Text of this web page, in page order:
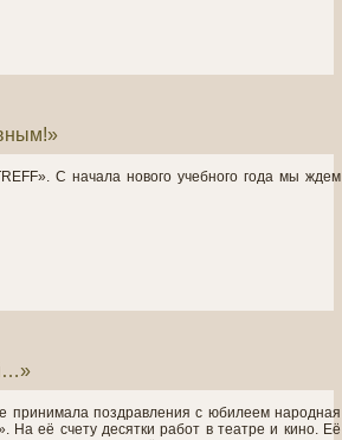
С начала нового учебного года мы ждем
принимала поздравления с юбилеем народная
её счету десятки работ в театре и кино. Её